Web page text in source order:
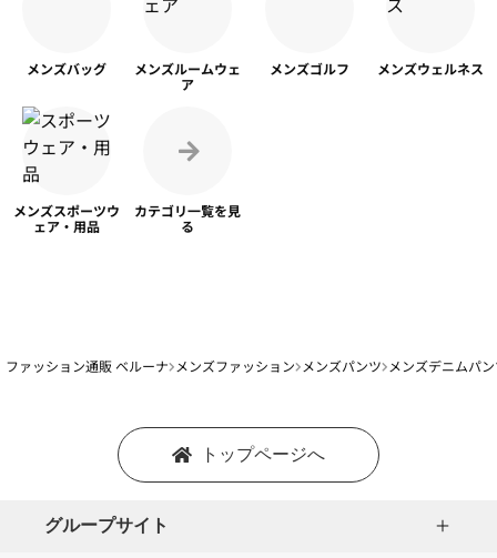
メンズバッグ メンズルームウェ
ア
メンズゴルフ メンズウェルネス
メンズスポーツウ
ェア・用品
カテゴリ一覧を見
る
ファッション通販 ベルーナ メンズファッション メンズパンツ メンズデニムパ
トップページへ
グループサイト